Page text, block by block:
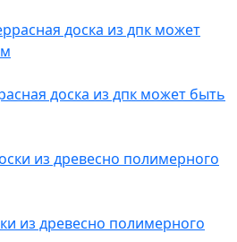
доска из дпк может быть
из древесно полимерного